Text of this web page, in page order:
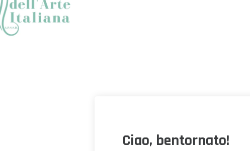
Ciao, bentornato!